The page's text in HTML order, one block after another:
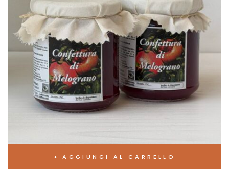
AGGIUNGI AL CARRELLO